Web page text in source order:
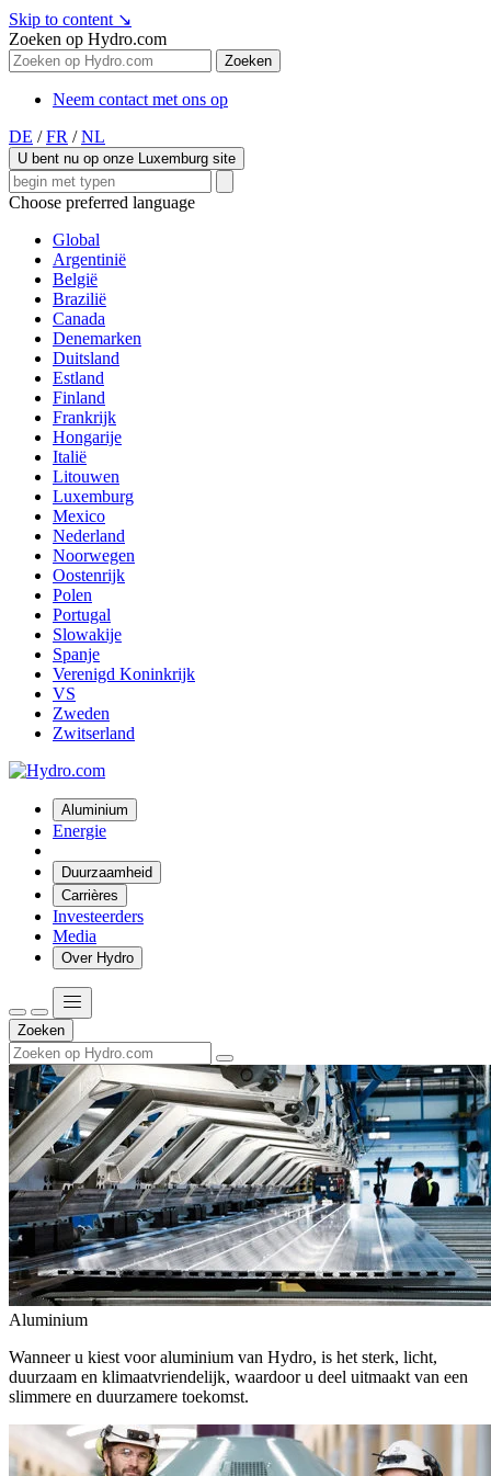
Skip to content ↘
Zoeken op Hydro.com
Zoeken
Neem contact met ons op
DE / FR / NL
U bent nu op onze Luxemburg site
Choose preferred language
Global
Argentinië
België
Brazilië
Canada
Denemarken
Duitsland
Estland
Finland
Frankrijk
Hongarije
Italië
Litouwen
Luxemburg
Mexico
Nederland
Noorwegen
Oostenrijk
Polen
Portugal
Slowakije
Spanje
Verenigd Koninkrijk
VS
Zweden
Zwitserland
Aluminium
Energie
Duurzaamheid
Carrières
Investeerders
Media
Over Hydro
Zoeken
Aluminium
Wanneer u kiest voor aluminium van Hydro, is het sterk, licht,
duurzaam en klimaatvriendelijk, waardoor u deel uitmaakt van een
slimmere en duurzamere toekomst.